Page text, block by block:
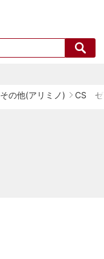
その他(アリミノ) CS ゼ